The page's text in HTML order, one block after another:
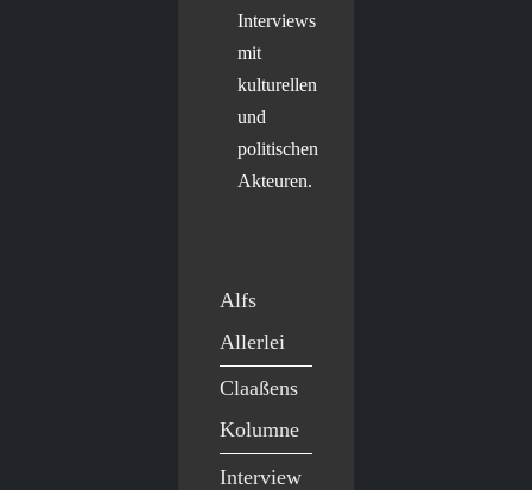
Interviews
mit
kulturellen
und
politischen
Akteuren.
Alfs
Allerlei
Claaßens
Kolumne
Interview